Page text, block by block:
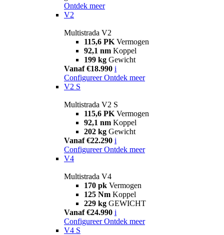
Ontdek meer
V2
Multistrada V2
115,6 PK Vermogen
92,1 nm Koppel
199 kg Gewicht
Vanaf €18.990 i
Configureer Ontdek meer
V2 S
Multistrada V2 S
115,6 PK Vermogen
92,1 nm Koppel
202 kg Gewicht
Vanaf €22.290 i
Configureer Ontdek meer
V4
Multistrada V4
170 pk Vermogen
125 Nm Koppel
229 kg GEWICHT
Vanaf €24.990 i
Configureer Ontdek meer
V4 S